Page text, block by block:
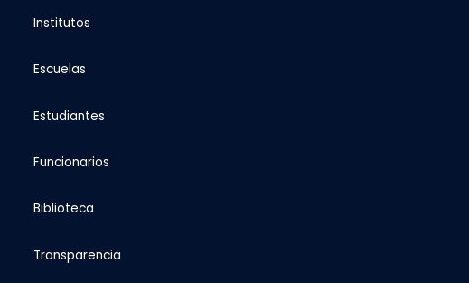
Institutos
Escuelas
Estudiantes
Funcionarios
Biblioteca
Transparencia